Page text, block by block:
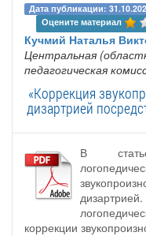
Дата публикации:
Оцените материал
Кучмий Наталья
Центральная
педагогическая
«Коррекция
дизартрией
В
коррекции